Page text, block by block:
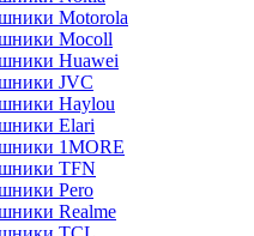
Motorola
Mocoll
Huawei
JVC
Haylou
Elari
1MORE
TFN
Pero
Realme